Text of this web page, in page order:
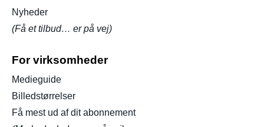
Nyheder
(Få et tilbud… er på vej)
For virksomheder
Medieguide
Billedstørrelser
Få mest ud af dit abonnement